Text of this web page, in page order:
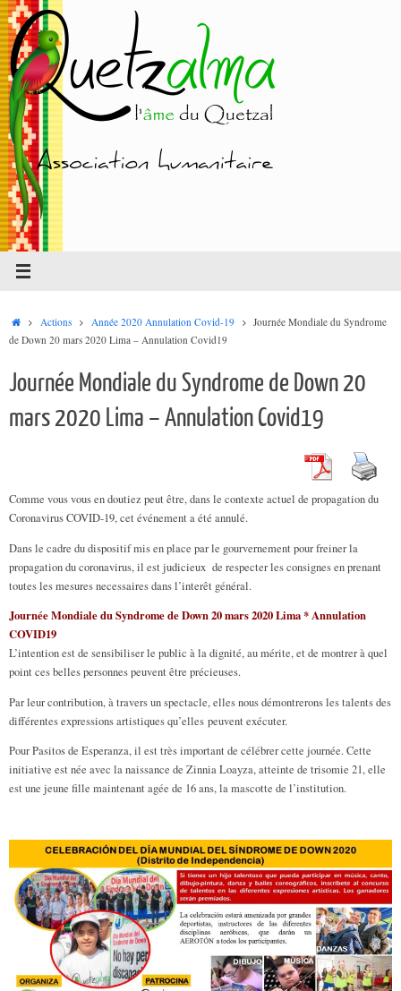
Passer
au
contenu
AccueilActions Année 2020 Annulation Covid-19
Journée Mondiale du Syndrome
de Down 20 mars 2020 Lima – Annulation Covid19
Journée Mondiale du Syndrome de Down 20
mars 2020 Lima – Annulation Covid19
Comme vous vous en doutiez peut être, dans le contexte actuel de propagation du
Coronavirus COVID-19, cet événement a été annulé.
Dans le cadre du dispositif mis en place par le gourvernement pour freiner la
propagation du coronavirus, il est judicieux de respecter les consignes en prenant
toutes les mesures necessaires dans l’interêt général.
Journée Mondiale du Syndrome de Down 20 mars 2020 Lima * Annulation
COVID19
L’intention est de sensibiliser le public à la dignité, au mérite, et de montrer à quel
point ces belles personnes peuvent être précieuses.
Par leur contribution, à travers un spectacle, elles nous démontrerons les talents des
différentes expressions artistiques qu’elles peuvent exécuter.
Pour Pasitos de Esperanza, il est très important de célébrer cette journée. Cette
initiative est née avec la naissance de Zinnia Loayza, atteinte de trisomie 21, elle
est une jeune fille maintenant agée de 16 ans, la mascotte de l’institution.